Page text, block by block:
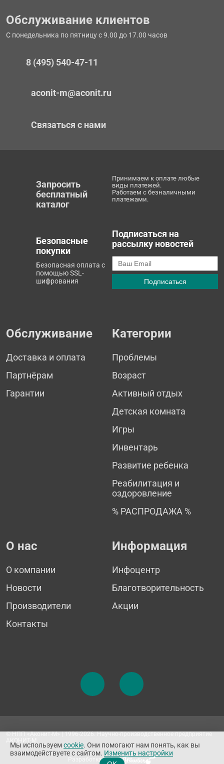
Обслуживание клиентов
С понедельника по пятницу с 9.00 до 17.00 часов
8 (495) 540-47-11
aconit-m@aconit.ru
Связаться с нами
Запросить
бесплатный
каталог
Принимаем к оплате любые
виды платежей.
Работаем с безналичными
платежами.
Безопасные
покупки
Безопасная оплата с
помощью SSL-
шифрования
Подписаться на
рассылку новостей
Обслуживание
Доставка и оплата
Партнёрам
Гарантии
Категории
Проблемы
Возраст
Активный отдых
Детская комната
Игры
Инвентарь
Развитие ребенка
Реабилитация и
оздоровление
% РАСПРОДАЖА %
О нас
О компании
Новости
Производители
Контакты
Информация
Инфоцентр
Благотворительность
Акции
© НПП «Аконит-М» | 1996-2026. Научно-производственное предприятие
Разработка сайта
Мы используемcookie. Они помогают нам понять, как вы
взаимодействуете с сайтом. Изменить настройки